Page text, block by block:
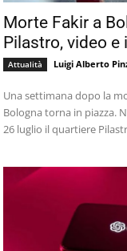
Morte Fakir a
Pilastro, video e
Attualità Luigi Alberto
Una settimana dopo la
Bologna torna in piazza.
26 luglio il quartiere